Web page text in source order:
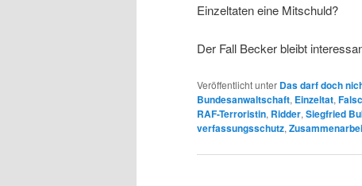
Einzeltaten eine Mitschuld?
Der Fall Becker bleibt
Veröffentlicht unter Das darf doch
Bundesanwaltschaft, Einzeltat,
RAF-Terroristin, Ridder, Siegfried
verfassungsschutz,